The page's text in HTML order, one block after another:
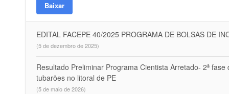
Baixar
EDITAL FACEPE 40/2025 PROGRAMA DE BOLSAS DE
(5 de dezembro de 2025)
Resultado Preliminar Programa Cientista Arretado- 2ª
tubarões no litoral de PE
(5 de maio de 2026)